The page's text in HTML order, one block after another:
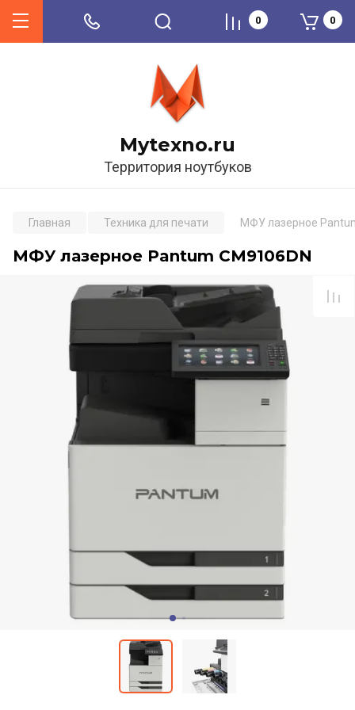
Mytexno.ru
Территория ноутбуков
0 0
Главная Техника для печати МФУ лазерное
МФУ лазерное Pantum CM9106DN